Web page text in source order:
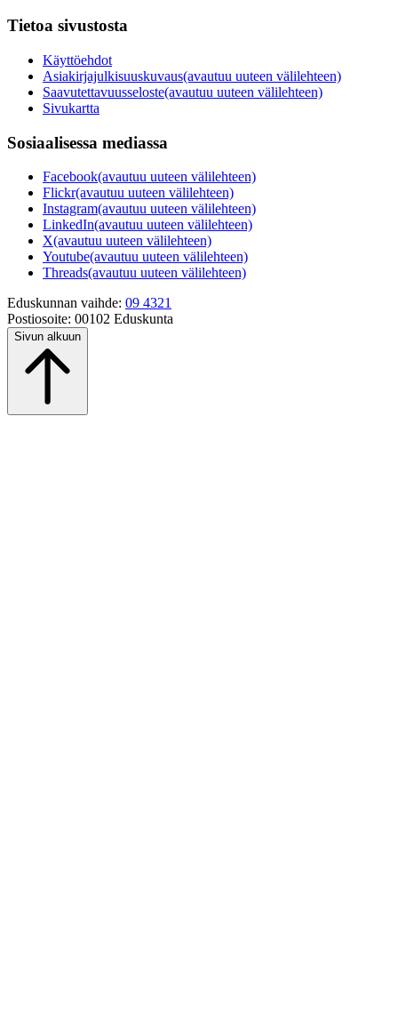
Tietoa sivustosta
Käyttöehdot
Asiakirjajulkisuuskuvaus(avautuu uuteen välilehteen)
Saavutettavuusseloste(avautuu uuteen välilehteen)
Sivukartta
Sosiaalisessa mediassa
Facebook(avautuu uuteen välilehteen)
Flickr(avautuu uuteen välilehteen)
Instagram(avautuu uuteen välilehteen)
LinkedIn(avautuu uuteen välilehteen)
X(avautuu uuteen välilehteen)
Youtube(avautuu uuteen välilehteen)
Threads(avautuu uuteen välilehteen)
Eduskunnan vaihde: 09 4321
Postiosoite: 00102 Eduskunta
Sivun alkuun